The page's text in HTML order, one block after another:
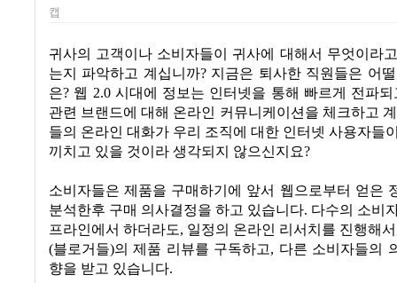
캡
귀사의 고객이나 소비자들이 귀사에 대해서 무엇이라
는지 파악하고 계십니까? 지금은 퇴사한 직원들은 어
은? 웹 2.0 시대에 정보는 인터넷을 통해 빠르게 전파
관련 브랜드에 대해 온라인 커뮤니케이션을 체크하고
들의 온라인 대화가 우리 조직에 대한 인터넷 사용자들
끼치고 있을 것이라 생각되지 않으신지요?
소비자들은 제품을 구매하기에 앞서 웹으로부터 얻은
분석한후 구매 의사결정을 하고 있습니다. 다수의 소비
프라인에서 하더라도, 일정의 온라인 리서치를 진행해
(블로거들)의 제품 리뷰를 구독하고, 다른 소비자들의
향을 받고 있습니다.